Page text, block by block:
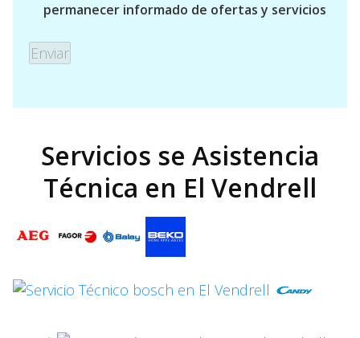
permanecer informado de ofertas y servicios
Servicios se Asistencia
Técnica en El Vendrell